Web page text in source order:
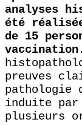
analyses
été
de 15
vaccination.
preuves
pathologie
induite par
plusieurs